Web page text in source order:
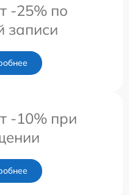
-25% по
записи
-10% при